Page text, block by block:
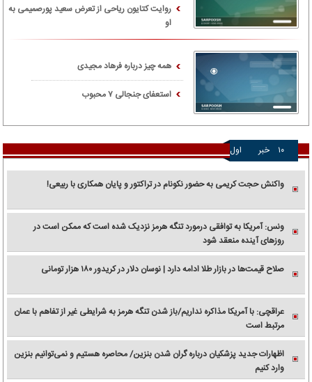
روایت کتایون ریاحی از تعرض سعید پورصمیمی به
او
همه چیز درباره فرهاد مجیدی
استعفای جنجالی ۷ محبوب
۱۰ خبر اول
واکنش حجت کریمی به حضور نکونام در تراکتور و پایان همکاری با ربیعی!
ونس: آمریکا به توافقی درمورد تنگه هرمز نزدیک شده است که ممکن است در
روزهای آینده منعقد شود
صلاح قیمت‌ها در بازار طلا ادامه دارد | نوسان دلار در کریدور ۱۸۰ هزار تومانی
عراقچی: با آمریکا مذاکره نداریم/باز شدن تنگه هرمز به شرایطی غیر از تفاهم با عمان
مرتبط است
اظهارات جدید پزشکیان درباره گران شدن بنزین/ محاصره هستیم و نمی‌توانیم بنزین
وارد کنیم